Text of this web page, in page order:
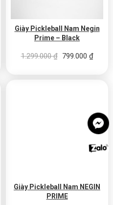
₫.
tại là: 799.000 ₫.
Giày Pickleball Nam Negin
Prime – Black
1.299.000₫ Giá gốc là:
799.000 ₫Giá
Giày Pickleball Nam NEGIN
PRIME